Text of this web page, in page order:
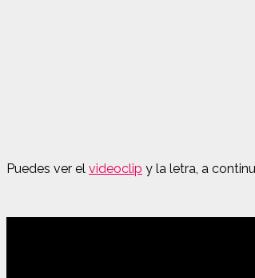
Puedes ver el videoclip y la letra, a